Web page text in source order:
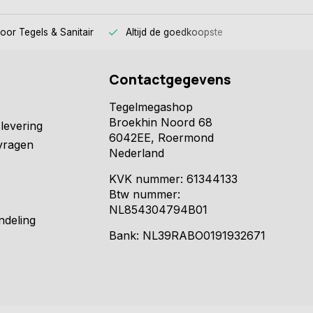
Tegels & Sanitair Altijd de goedkoopste
Contactgegevens
Tegelmegashop
Broekhin Noord 68
6042EE, Roermond
Nederland
KVK nummer: 61344133
Btw nummer:
NL854304794B01
Bank: NL39RABO0191932671